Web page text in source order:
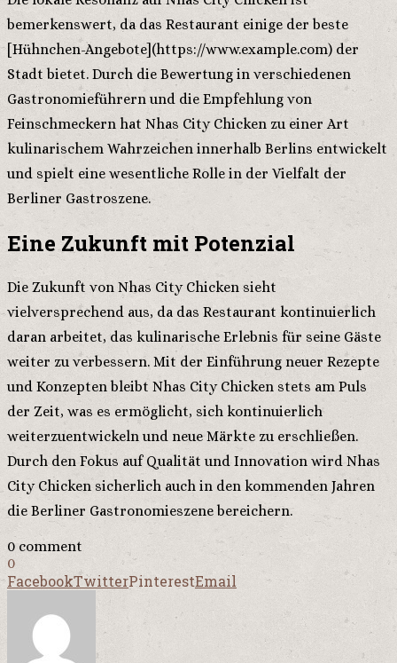
bemerkenswert, da das Restaurant einige der beste
[Hühnchen-Angebote](https://www.example.com) der
Stadt bietet. Durch die Bewertung in verschiedenen
Gastronomieführern und die Empfehlung von
Feinschmeckern hat Nhas City Chicken zu einer Art
kulinarischem Wahrzeichen innerhalb Berlins entwickelt
und spielt eine wesentliche Rolle in der Vielfalt der
Berliner Gastroszene.
Eine Zukunft mit Potenzial
Die Zukunft von Nhas City Chicken sieht
vielversprechend aus, da das Restaurant kontinuierlich
daran arbeitet, das kulinarische Erlebnis für seine Gäste
weiter zu verbessern. Mit der Einführung neuer Rezepte
und Konzepten bleibt Nhas City Chicken stets am Puls
der Zeit, was es ermöglicht, sich kontinuierlich
weiterzuentwickeln und neue Märkte zu erschließen.
Durch den Fokus auf Qualität und Innovation wird Nhas
City Chicken sicherlich auch in den kommenden Jahren
die Berliner Gastronomieszene bereichern.
0 comment
0
FacebookTwitterPinterestEmail